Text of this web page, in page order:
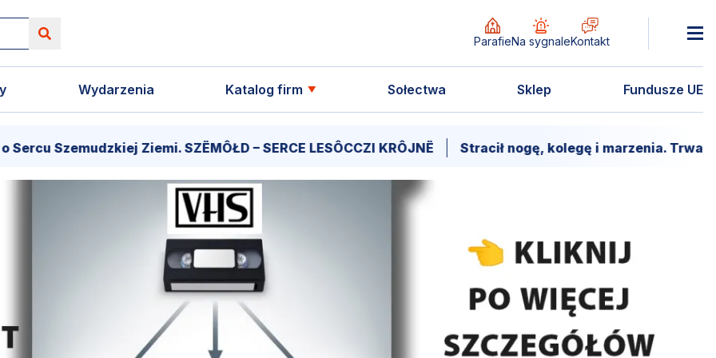
ParafieNa sygnaleKontakt
Wydarzenia Katalog firm Sołectwa Sklep Fundusze UE
Ziemi. SZËMÔŁD – SERCE LESÔCCZI KRÔJNË Stracił nogę, kolegę i marzenia. Trwa walka o